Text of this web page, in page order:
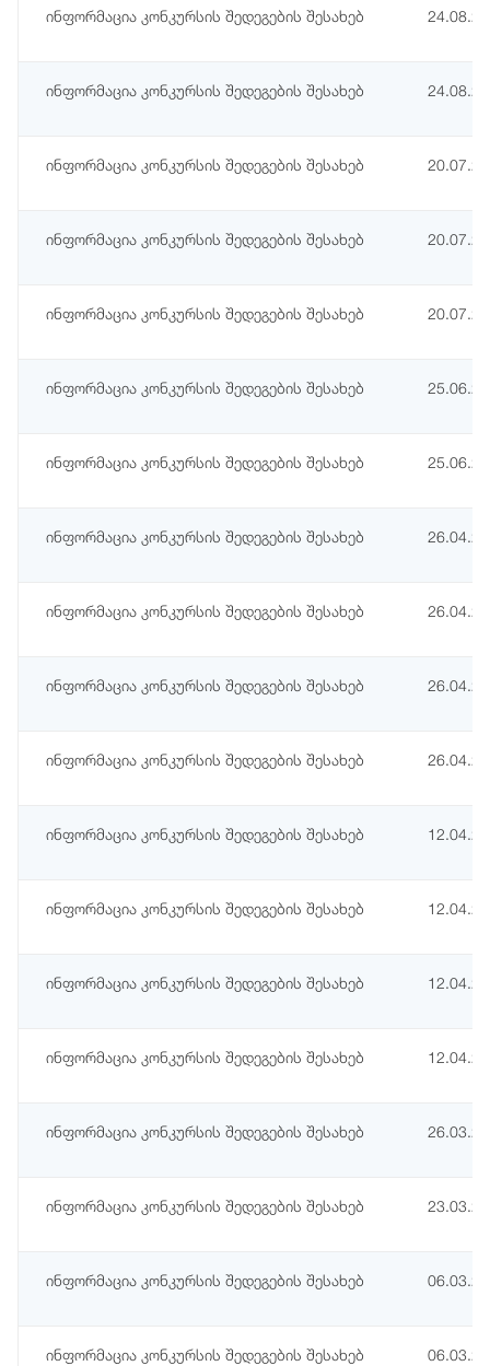
ინფორმაცია კონკურსის შედეგების შესახებ
ინფორმაცია კონკურსის შედეგების შესახებ
ინფორმაცია კონკურსის შედეგების შესახებ
ინფორმაცია კონკურსის შედეგების შესახებ
ინფორმაცია კონკურსის შედეგების შესახებ
ინფორმაცია კონკურსის შედეგების შესახებ
ინფორმაცია კონკურსის შედეგების შესახებ
ინფორმაცია კონკურსის შედეგების შესახებ
ინფორმაცია კონკურსის შედეგების შესახებ
ინფორმაცია კონკურსის შედეგების შესახებ
ინფორმაცია კონკურსის შედეგების შესახებ
ინფორმაცია კონკურსის შედეგების შესახებ
ინფორმაცია კონკურსის შედეგების შესახებ
ინფორმაცია კონკურსის შედეგების შესახებ
ინფორმაცია კონკურსის შედეგების შესახებ
ინფორმაცია კონკურსის შედეგების შესახებ
ინფორმაცია კონკურსის შედეგების შესახებ
ინფორმაცია კონკურსის შედეგების შესახებ
ინფორმაცია კონკურსის შედეგების შესახებ